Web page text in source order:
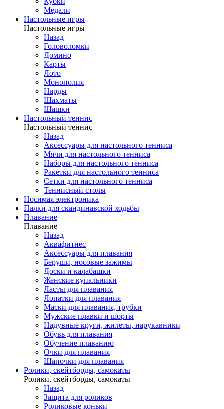
Медали
Настольные игры
Настольные игры
Назад
Головоломки
Домино
Карты
Лото
Монополия
Нарды
Шахматы
Шашки
Настольный теннис
Настольный теннис
Назад
Аксессуары для настольного тенниса
Мячи для настольного тенниса
Наборы для настольного тенниса
Ракетки для настольного тенниса
Сетки для настольного тенниса
Теннисный столы
Носимая электроника
Палки для скандинавской ходьбы
Плавание
Плавание
Назад
Аквафитнес
Аксессуары для плавания
Беруши, носовые зажимы
Доски и калабашки
Женские купальники
Ласты для плавания
Лопатки для плавания
Маски для плавания, трубки
Мужские плавки и шорты
Надувные круги, жилеты, нарукавники
Обувь для плавания
Обучение плаванию
Очки для плавания
Шапочки для плавания
Ролики, скейтборды, самокаты
Ролики, скейтборды, самокаты
Назад
Защита для роликов
Роликовые коньки